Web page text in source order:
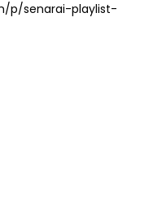
p/senarai-playlist-